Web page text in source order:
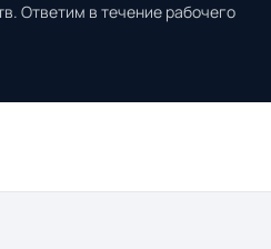
Ответим в течение рабочего